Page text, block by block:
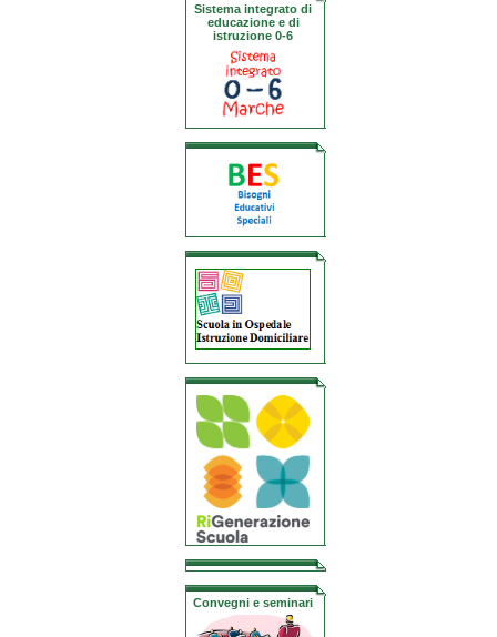
Sistema integrato di
educazione e di
istruzione 0-6
Convegni e seminari